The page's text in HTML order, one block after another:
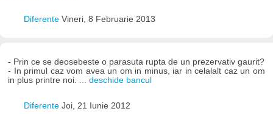
Diferente Vineri, 8 Februarie 2013
- Prin ce se deosebeste o parasuta rupta de un prezervativ gaurit?
- In primul caz vom avea un om in minus, iar in celalalt caz un om
in plus printre noi.
... deschide bancul
Diferente Joi, 21 Iunie 2012